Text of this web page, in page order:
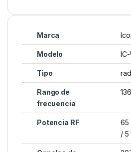
Marca
Modelo
Tipo
Rango de
frecuencia
Potencia RF
65
/ 5